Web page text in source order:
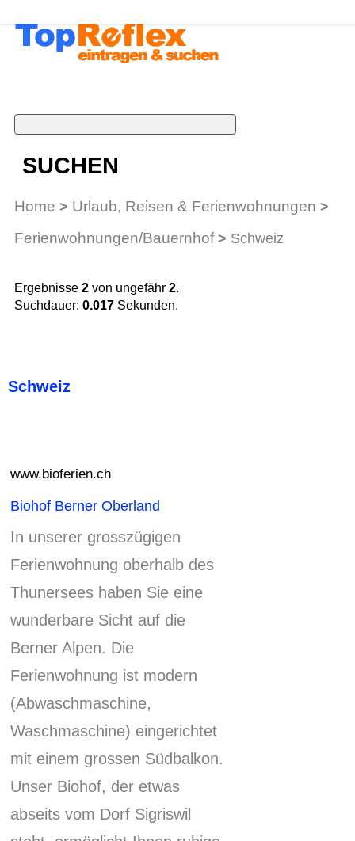
SUCHEN
Home > Urlaub, Reisen & Ferienwohnungen >
Ferienwohnungen/Bauernhof > Schweiz
Ergebnisse 2 von ungefähr 2.
Suchdauer: 0.017 Sekunden.
Schweiz
www.bioferien.ch
Biohof Berner Oberland
In unserer grosszügigen
Ferienwohnung oberhalb des
Thunersees haben Sie eine
wunderbare Sicht auf die
Berner Alpen. Die
Ferienwohnung ist modern
(Abwaschmaschine,
Waschmaschine) eingerichtet
mit einem grossen Südbalkon.
Unser Biohof, der etwas
abseits vom Dorf Sigriswil